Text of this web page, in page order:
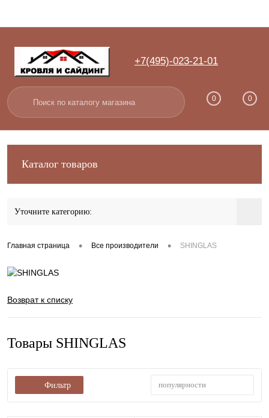
Вход Регистрация
+7(495)-023-21-01
0 0
Каталог товаров
Уточните категорию:
Главная страница • Все производители • SHINGLAS
Возврат к списку
Товары SHINGLAS
Фильтр популярности